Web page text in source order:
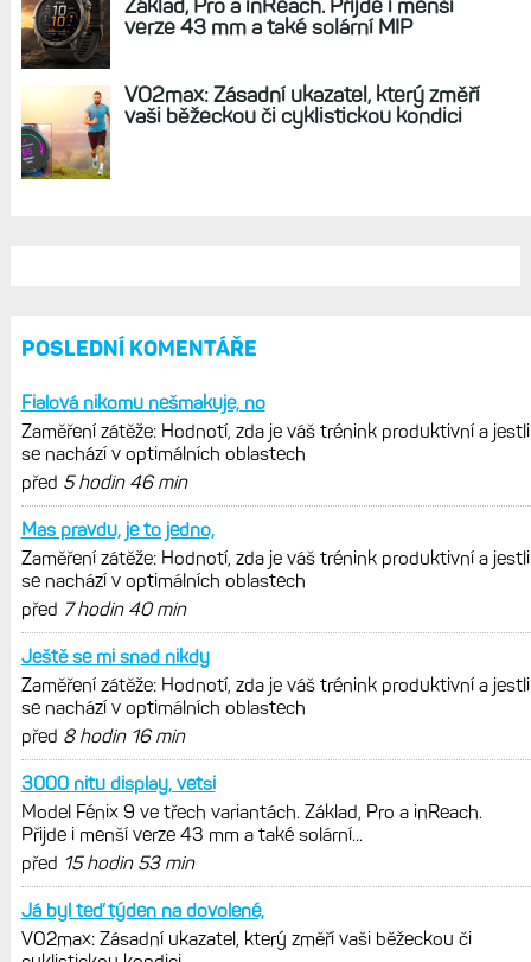
AKTUÁLNĚ NA BLOGU
Zaměření zátěže: Hodnotí, zda je váš
trénink produktivní a jestli se nachází
v optimálních oblastech
Garmin poprvé překonal hranici
300 dolarů. Cena akcií za devět
měsíců výrazně vzrostla
Elektrokola s motorem Bosch se
konečně mohou propojit s Garminem.
Zatím ale jen s Edge
Model Fénix 9 ve třech variantách.